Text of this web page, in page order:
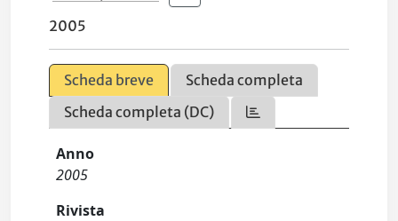
2005
Scheda breve
Scheda completa
Scheda completa (DC)
Anno
2005
Rivista